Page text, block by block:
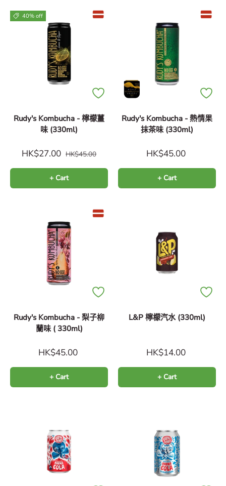
40% off
Rudy's Kombucha - 檸檬薑
味 (330ml)
HK$27.00 HK$45.00
+ Cart
Rudy's Kombucha - 熱情果
抹茶味 (330ml)
HK$45.00
+ Cart
Rudy's Kombucha - 梨子柳
蘭味 ( 330ml)
HK$45.00
+ Cart
L&P 檸檬汽水 (330ml)
HK$14.00
+ Cart